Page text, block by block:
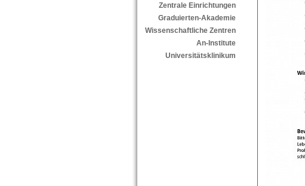
Zentrale Einrichtungen
Graduierten-Akademie
Wissenschaftliche Zentren
An-Institute
Universitätsklinikum